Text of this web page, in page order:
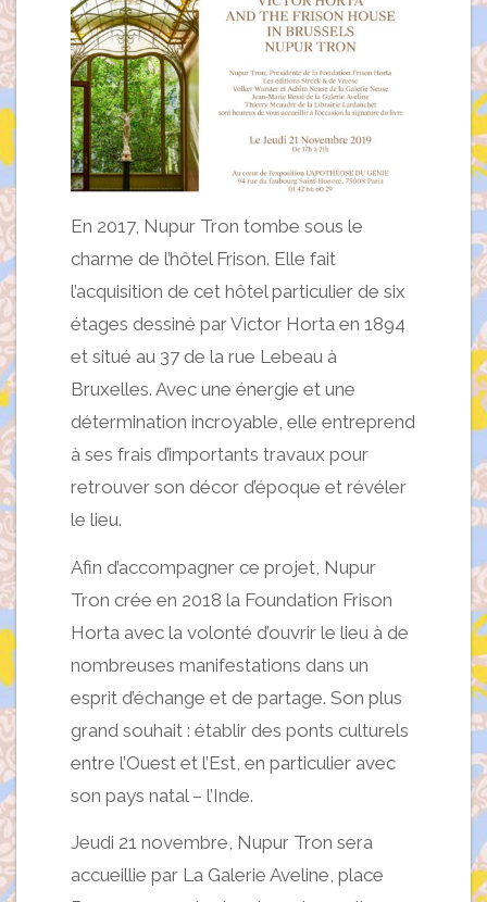
En 2017, Nupur Tron tombe sous le
charme de l’hôtel Frison. Elle fait
l’acquisition de cet hôtel particulier de six
étages dessiné par Victor Horta en 1894
et situé au 37 de la rue Lebeau à
Bruxelles. Avec une énergie et une
détermination incroyable, elle entreprend
à ses frais d’importants travaux pour
retrouver son décor d’époque et révéler
le lieu.
Afin d’accompagner ce projet, Nupur
Tron crée en 2018 la Foundation Frison
Horta avec la volonté d’ouvrir le lieu à de
nombreuses manifestations dans un
esprit d’échange et de partage. Son plus
grand souhait : établir des ponts culturels
entre l’Ouest et l’Est, en particulier avec
son pays natal – l’Inde.
Jeudi 21 novembre, Nupur Tron sera
accueillie par La Galerie Aveline, place